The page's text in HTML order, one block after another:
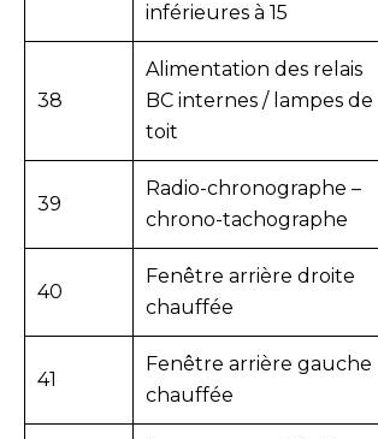
inférieures à 15
38
Alimentation des relais
BC internes / lampes de
toit
39
Radio-chronographe –
chrono-tachographe
40
Fenêtre arrière droite
chauffée
41
Fenêtre arrière gauche
chauffée